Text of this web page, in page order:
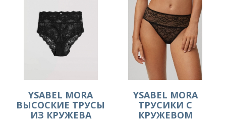
YSABEL MORA
ВЫСОСКИЕ ТРУСЫ
ИЗ КРУЖЕВА
YSABEL MORA
ТРУСИКИ С
КРУЖЕВОМ